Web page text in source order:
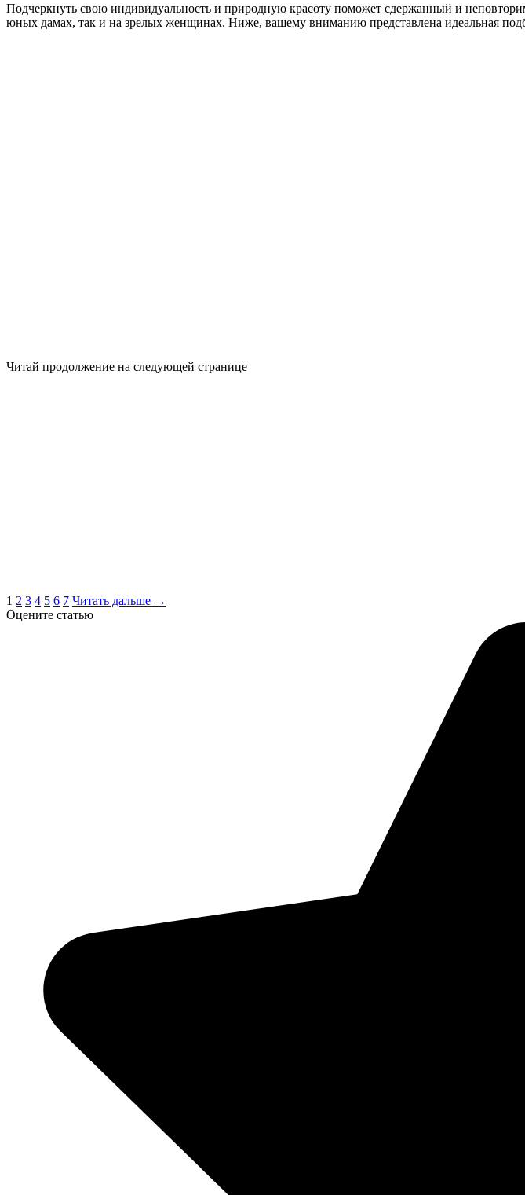
Подчеркнуть свою индивидуальность и природную красоту поможет сдержанный и
юных дамах, так и на зрелых женщинах. Ниже, вашему вниманию представлена идеальная
Читай продолжение на следующей странице
1 2 3 4 5 6 7 Читать дальше →
Оцените статью